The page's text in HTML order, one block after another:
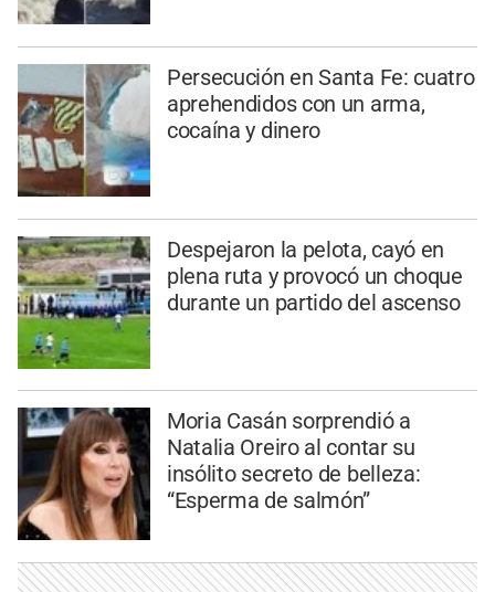
Persecución en Santa Fe: cuatro
aprehendidos con un arma,
cocaína y dinero
Despejaron la pelota, cayó en
plena ruta y provocó un choque
durante un partido del ascenso
Moria Casán sorprendió a
Natalia Oreiro al contar su
insólito secreto de belleza:
“Esperma de salmón”